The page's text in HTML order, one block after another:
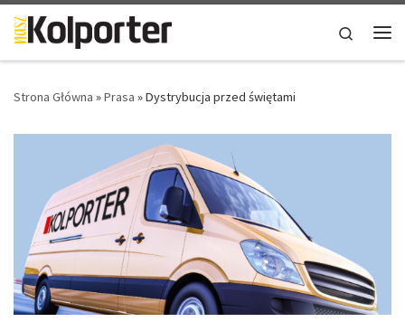
Skip to content
Search
Strona Główna »Prasa »Dystrybucja przed świętami